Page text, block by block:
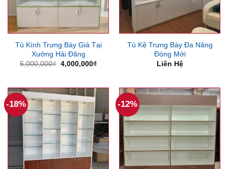
Tủ Kính Trưng Bày Giá Tại
Xưởng Hải Đăng
5,000,000₫ Giá
4,000,000₫Giá
4,000,000₫.
Tủ Kệ Trưng Bày Đa Năng
Đóng Mới
Liên Hệ
-18% -12%